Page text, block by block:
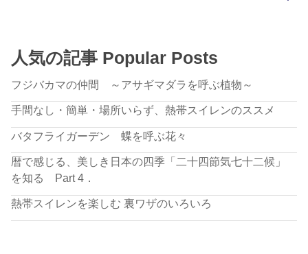
人気の記事 Popular Posts
フジバカマの仲間 ～アサギマダラを呼ぶ植物～
手間なし・簡単・場所いらず、熱帯スイレンのススメ
バタフライガーデン 蝶を呼ぶ花々
暦で感じる、美しき日本の四季「二十四節気七十二候」
を知る Part 4．
熱帯スイレンを楽しむ 裏ワザのいろいろ